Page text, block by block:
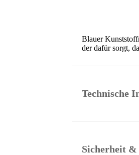
Blauer
der dafür sorgt,
Technische
Sicherheit